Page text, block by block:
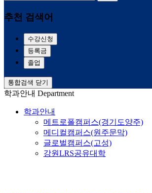
추천 검색어
수강신청
등록금
졸업
통합검색 닫기
학과안내 Department
학과안내
메트로폴캠퍼스(경기도양주)
메디컬캠퍼스(원주문막)
글로벌캠퍼스(고성)
강원LRS공유대학